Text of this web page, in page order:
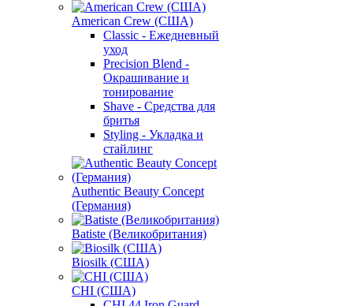
American Crew (США)
Classic - Ежедневный
уход
Precision Blend -
Окрашивание и
тонирование
Shave - Средства для
бритья
Styling - Укладка и
стайлинг
Authentic Beauty Concept
(Германия)
Batiste (Великобритания)
Biosilk (США)
CHI (США)